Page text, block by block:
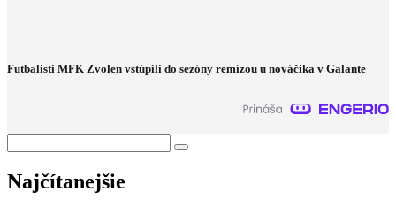
Futbalisti MFK Zvolen vstúpili do sezóny remízou u nováčika v Galante
Najčítanejšie